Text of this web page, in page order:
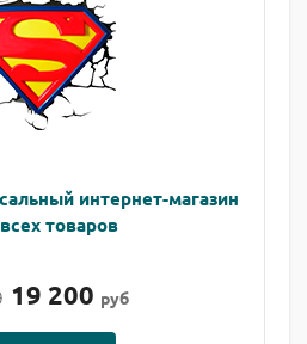
интернет-магазин
товаров
19 200 руб